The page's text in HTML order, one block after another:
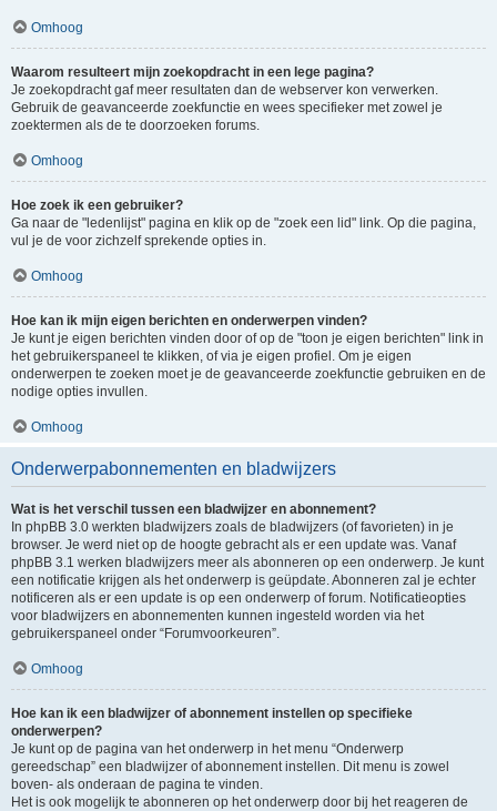
Omhoog
Waarom resulteert mijn zoekopdracht in een lege pagina?
Je zoekopdracht gaf meer resultaten dan de webserver kon verwerken.
Gebruik de geavanceerde zoekfunctie en wees specifieker met zowel je
zoektermen als de te doorzoeken forums.
Omhoog
Hoe zoek ik een gebruiker?
Ga naar de "ledenlijst" pagina en klik op de "zoek een lid" link. Op die pagina,
vul je de voor zichzelf sprekende opties in.
Omhoog
Hoe kan ik mijn eigen berichten en onderwerpen vinden?
Je kunt je eigen berichten vinden door of op de "toon je eigen berichten" link in
het gebruikerspaneel te klikken, of via je eigen profiel. Om je eigen
onderwerpen te zoeken moet je de geavanceerde zoekfunctie gebruiken en de
nodige opties invullen.
Omhoog
Onderwerpabonnementen en bladwijzers
Wat is het verschil tussen een bladwijzer en abonnement?
In phpBB 3.0 werkten bladwijzers zoals de bladwijzers (of favorieten) in je
browser. Je werd niet op de hoogte gebracht als er een update was. Vanaf
phpBB 3.1 werken bladwijzers meer als abonneren op een onderwerp. Je kunt
een notificatie krijgen als het onderwerp is geüpdate. Abonneren zal je echter
notificeren als er een update is op een onderwerp of forum. Notificatieopties
voor bladwijzers en abonnementen kunnen ingesteld worden via het
gebruikerspaneel onder “Forumvoorkeuren”.
Omhoog
Hoe kan ik een bladwijzer of abonnement instellen op specifieke
onderwerpen?
Je kunt op de pagina van het onderwerp in het menu “Onderwerp
gereedschap” een bladwijzer of abonnement instellen. Dit menu is zowel
boven- als onderaan de pagina te vinden.
Het is ook mogelijk te abonneren op het onderwerp door bij het reageren de